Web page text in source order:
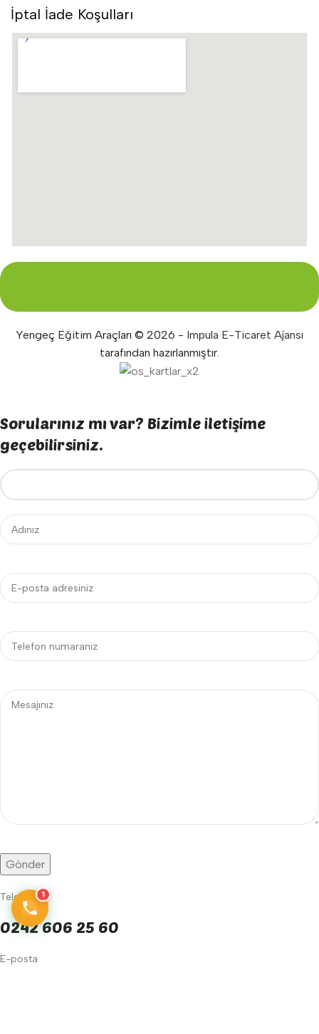
İptal İade Koşulları
Yengeç Eğitim Araçları © 2026 - Impula E-Ticaret Ajansı
tarafından hazırlanmıştır.
Sorularınız mı var? Bizimle iletişime
geçebilirsiniz.
Telefon
0242 606 25 60
E-posta
1